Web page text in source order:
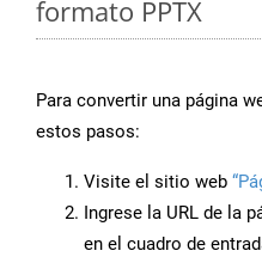
formato PPTX
Para convertir una página
estos pasos:
Visite el sitio web
Ingrese la URL de la
en el cuadro de